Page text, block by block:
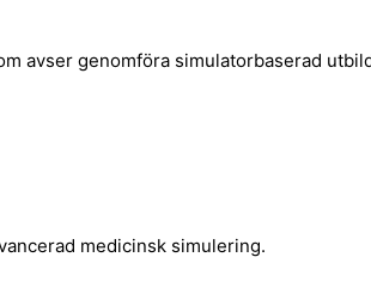
avser genomföra simulatorbaserad
medicinsk simulering.